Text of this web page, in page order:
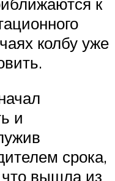
колбу уже
и
срока,
что вышла из